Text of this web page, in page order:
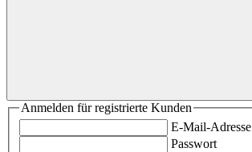
Anmelden für registrierte Kunden
E-Mail-Adresse
Passwort